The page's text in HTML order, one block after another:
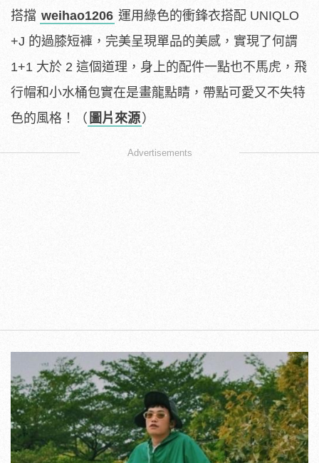
搭擋 weihao1206 運用綠色的衝鋒衣搭配 UNIQLO
+J 的過膝短褲，完美呈現單品的美感，實現了何謂
1+1 大於 2 這個道理，身上的配件一點也不馬虎，飛
行帽和小水桶包實在是畫龍點睛，帶點可愛又不失特
色的風格！（ 圖片來源）
Advertisements